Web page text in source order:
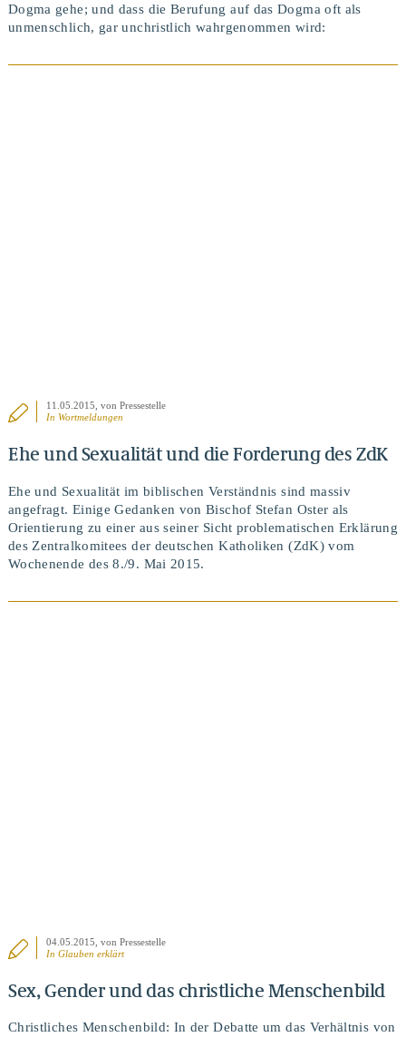
Dogma gehe; und dass die Berufung auf das Dogma oft als
unmenschlich, gar unchristlich wahrgenommen wird:
11.05.2015 , von Pressestelle
InWortmeldungen
Ehe und Sexualität und die Forderung des ZdK
Ehe und Sexualität im biblischen Verständnis sind massiv
angefragt. Einige Gedanken von Bischof Stefan Oster als
Orientierung zu einer aus seiner Sicht problematischen Erklärung
des Zentralkomitees der deutschen Katholiken (ZdK) vom
Wochenende des 8./9. Mai 2015.
04.05.2015 , von Pressestelle
InGlauben erklärt
Sex, Gender und das christliche Menschenbild
Christliches Menschenbild: In der Debatte um das Verhältnis von